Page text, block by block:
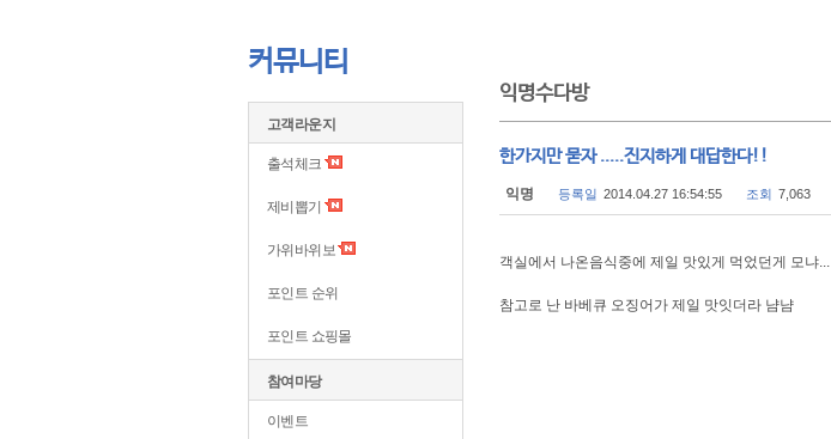
커뮤니티
고객라운지
출석체크
제비뽑기
가위바위보
포인트 순위
포인트 쇼핑몰
참여마당
이벤트
익명수다방
한가지만 묻자 .....진지하게 대답한다!!
익명 등록일 2014.04.27 16:54:55 조회 7,063
객실에서 나온음식중에 제일 맛있게 먹었던게 모냐...
참고로 난 바베큐 오징어가 제일 맛잇더라 냠냠